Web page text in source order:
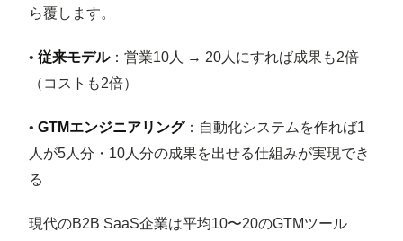
ら覆します。
• 従来モデル：営業10人 → 20人にすれば成果も2倍
（コストも2倍）
• GTMエンジニアリング：自動化システムを作れば1
人が5人分・10人分の成果を出せる仕組みが実現でき
る
現代のB2B SaaS企業は平均10〜20のGTMツール